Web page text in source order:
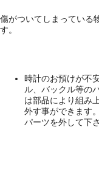
傷がついてしまっている
す。
時計のお預けが不
ル、バックル等の
は部品により組み
外す事ができます
パーツを外して下さ